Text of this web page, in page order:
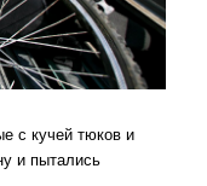
с кучей тюков и
и пытались